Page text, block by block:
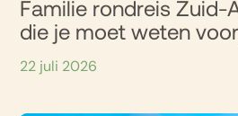
Familie rondreis Zuid-
die je moet weten
22 juli 2026